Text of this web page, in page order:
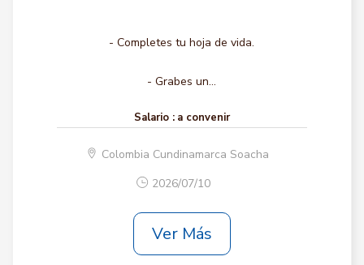
- Completes tu hoja de vida.
- Grabes un...
Salario : a convenir
Colombia Cundinamarca Soacha
2026/07/10
Ver Más